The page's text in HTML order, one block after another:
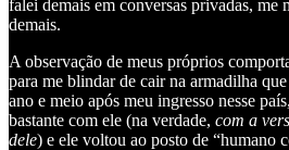
falei demais em conversas privadas, me
demais.
A observação de meus próprios
para me blindar de cair na armadilha
ano e meio após meu ingresso nesse
bastante com ele (na verdade, com a
dele) e ele voltou ao posto de “humano